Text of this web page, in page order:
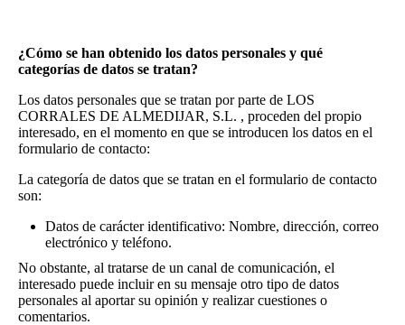
¿Cómo se han obtenido los datos personales y qué
categorías de datos se tratan?
Los datos personales que se tratan por parte de LOS
CORRALES DE ALMEDIJAR, S.L. , proceden del propio
interesado, en el momento en que se introducen los datos en el
formulario de contacto:
La categoría de datos que se tratan en el formulario de contacto
son:
Datos de carácter identificativo: Nombre, dirección, correo
electrónico y teléfono.
No obstante, al tratarse de un canal de comunicación, el
interesado puede incluir en su mensaje otro tipo de datos
personales al aportar su opinión y realizar cuestiones o
comentarios.